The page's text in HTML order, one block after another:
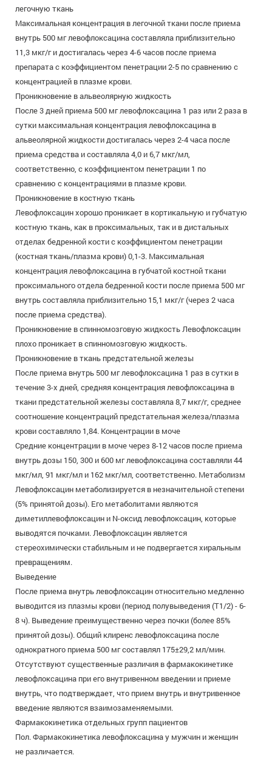
легочную ткань
Максимальная концентрация в легочной ткани после приема
внутрь 500 мг левофлоксацина составляла приблизительно
11,3 мкг/г и достигалась через 4-6 часов после приема
препарата с коэффициентом пенетрации 2-5 по сравнению с
концентрацией в плазме крови.
Проникновение в альвеолярную жидкость
После 3 дней приема 500 мг левофлоксацина 1 раз или 2 раза в
сутки максимальная концентрация левофлоксацина в
альвеолярной жидкости достигалась через 2-4 часа после
приема средства и составляла 4,0 и 6,7 мкг/мл,
соответственно, с коэффициентом пенетрации 1 по
сравнению с концентрациями в плазме крови.
Проникновение в костную ткань
Левофлоксацин хорошо проникает в кортикальную и губчатую
костную ткань, как в проксимальных, так и в дистальных
отделах бедренной кости с коэффициентом пенетрации
(костная ткань/плазма крови) 0,1-3. Максимальная
концентрация левофлоксацина в губчатой костной ткани
проксимального отдела бедренной кости после приема 500 мг
внутрь составляла приблизительно 15,1 мкг/г (через 2 часа
после приема средства).
Проникновение в спинномозговую жидкость Левофлоксацин
плохо проникает в спинномозговую жидкость.
Проникновение в ткань предстательной железы
После приема внутрь 500 мг левофлоксацина 1 раз в сутки в
течение 3-х дней, средняя концентрация левофлоксацина в
ткани предстательной железы составляла 8,7 мкг/г, среднее
соотношение концентраций предстательная железа/плазма
крови составляло 1,84. Концентрации в моче
Средние концентрации в моче через 8-12 часов после приема
внутрь дозы 150, 300 и 600 мг левофлоксацина составляли 44
мкг/мл, 91 мкг/мл и 162 мкг/мл, соответственно. Метаболизм
Левофлоксацин метаболизируется в незначительной степени
(5% принятой дозы). Его метаболитами являются
диметиллевофлоксацин и N-оксид левофлоксацин, которые
выводятся почками. Левофлоксацин является
стереохимически стабильным и не подвергается хиральным
превращениям.
Выведение
После приема внутрь левофлоксацин относительно медленно
выводится из плазмы крови (период полувыведения (Т1/2) - 6-
8 ч). Выведение преимущественно через почки (более 85%
принятой дозы). Общий клиренс левофлоксацина после
однократного приема 500 мг составлял 175±29,2 мл/мин.
Отсутствуют существенные различия в фармакокинетике
левофлоксацина при его внутривенном введении и приеме
внутрь, что подтверждает, что прием внутрь и внутривенное
введение являются взаимозаменяемыми.
Фармакокинетика отдельных групп пациентов
Пол. Фармакокинетика левофлоксацина у мужчин и женщин
не различается.